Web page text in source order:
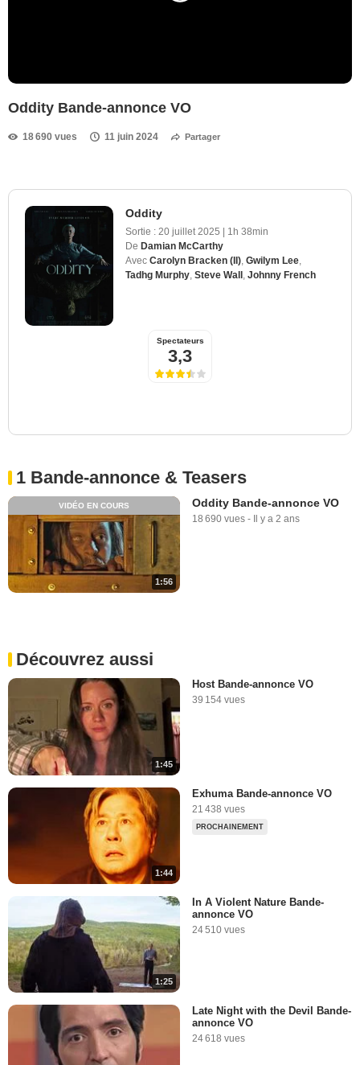
Oddity Bande-annonce VO
18 690 vues 11 juin 2024 Partager
Oddity
Sortie : 20 juillet 2025 | 1h 38min
De Damian McCarthy
Avec Carolyn Bracken (II) Gwilym Lee
Tadhg Murphy Steve Wall Johnny French
Spectateurs
3,3
1 Bande-annonce & Teasers
1:56
VIDÉO EN COURS Oddity Bande-annonce VO
18 690 vues - Il y a 2 ans
Découvrez aussi
1:45
Host Bande-annonce VO
39 154 vues
1:44
Exhuma Bande-annonce VO
21 438 vues
PROCHAINEMENT
1:25
In A Violent Nature Bande-
annonce VO
24 510 vues
Late Night with the Devil Bande-
annonce VO
24 618 vues